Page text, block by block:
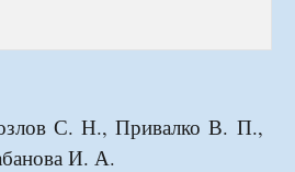
С. Н., Привалко В. П.,
И. А.